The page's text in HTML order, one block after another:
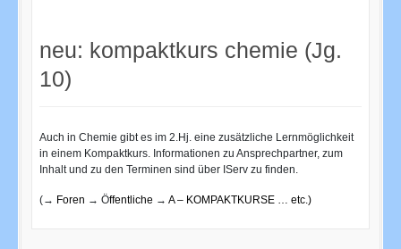
neu: kompaktkurs chemie (Jg.
10)
Auch in Chemie gibt es im 2.Hj. eine zusätzliche Lernmöglichkeit
in einem Kompaktkurs. Informationen zu Ansprechpartner, zum
Inhalt und zu den Terminen sind über IServ zu finden.
(→ Foren → Öffentliche → A – KOMPAKTKURSE … etc.)